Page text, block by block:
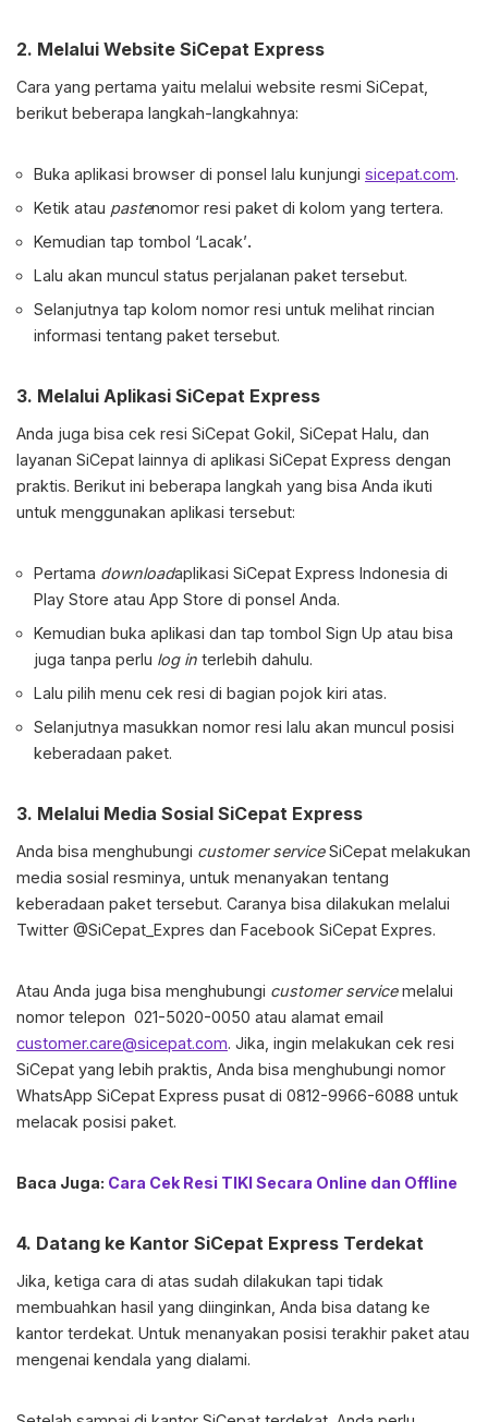
2. Melalui Website SiCepat Express
Cara yang pertama yaitu melalui website resmi SiCepat,
berikut beberapa langkah-langkahnya:
Buka aplikasi browser di ponsel lalu kunjungi sicepat.com.
Ketik atau pastenomor resi paket di kolom yang tertera.
Kemudian tap tombol ‘Lacak’.
Lalu akan muncul status perjalanan paket tersebut.
Selanjutnya tap kolom nomor resi untuk melihat rincian
informasi tentang paket tersebut.
3. Melalui Aplikasi SiCepat Express
Anda juga bisa cek resi SiCepat Gokil, SiCepat Halu, dan
layanan SiCepat lainnya di aplikasi SiCepat Express dengan
praktis. Berikut ini beberapa langkah yang bisa Anda ikuti
untuk menggunakan aplikasi tersebut:
Pertama downloadaplikasi SiCepat Express Indonesia di
Play Store atau App Store di ponsel Anda.
Kemudian buka aplikasi dan tap tombol Sign Up atau bisa
juga tanpa perlu log in terlebih dahulu.
Lalu pilih menu cek resi di bagian pojok kiri atas.
Selanjutnya masukkan nomor resi lalu akan muncul posisi
keberadaan paket.
3. Melalui Media Sosial SiCepat Express
Anda bisa menghubungi customer serviceSiCepat melakukan
media sosial resminya, untuk menanyakan tentang
keberadaan paket tersebut. Caranya bisa dilakukan melalui
Twitter @SiCepat_Expres dan Facebook SiCepat Expres.
Atau Anda juga bisa menghubungi customer servicemelalui
nomor telepon 021-5020-0050 atau alamat email
customer.care@sicepat.com. Jika, ingin melakukan cek resi
SiCepat yang lebih praktis, Anda bisa menghubungi nomor
WhatsApp SiCepat Express pusat di 0812-9966-6088 untuk
melacak posisi paket.
Baca Juga: Cara Cek Resi TIKI Secara Online dan Offline
4. Datang ke Kantor SiCepat Express Terdekat
Jika, ketiga cara di atas sudah dilakukan tapi tidak
membuahkan hasil yang diinginkan, Anda bisa datang ke
kantor terdekat. Untuk menanyakan posisi terakhir paket atau
mengenai kendala yang dialami.